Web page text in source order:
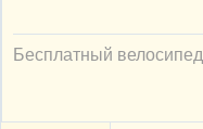
Бесплатный